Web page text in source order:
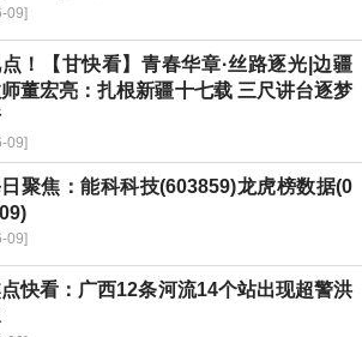
09]
！【甘快看】青春华章·丝路逐光|边疆
董宏亮：扎根新疆十七载 三尺讲台逐梦
09]
聚焦：能科科技(603859)龙虎榜数据(0
09]
快看：广西12条河流14个站出现超警洪